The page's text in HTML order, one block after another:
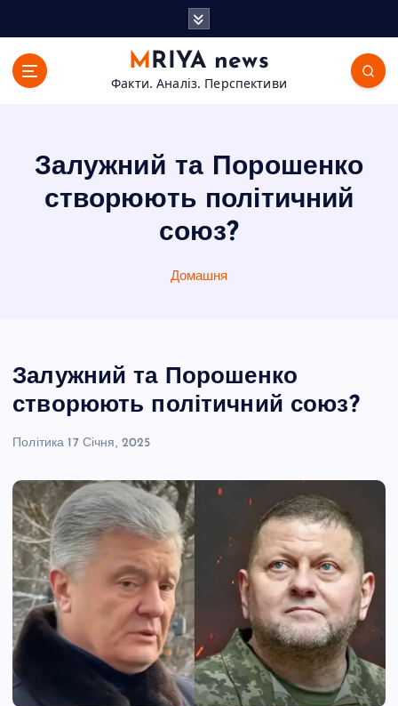
MRIYA news
Факти. Аналіз. Перспективи
Залужний та Порошенко
створюють політичний
союз?
Домашня
Залужний та Порошенко
створюють політичний союз?
Політика 17 Січня, 2025